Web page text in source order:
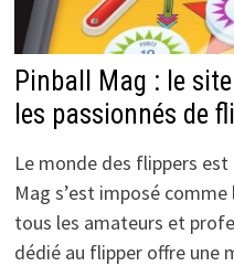
Pinball Mag : le
les passionnés de
Le monde des flippers
Mag s’est imposé
tous les amateurs et
dédié au flipper offre une